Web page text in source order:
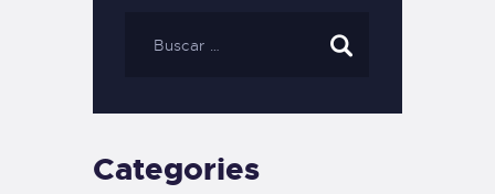
Categories